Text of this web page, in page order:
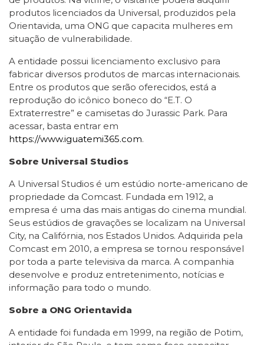
produtos licenciados da Universal, produzidos pela
Orientavida, uma ONG que capacita mulheres em
situação de vulnerabilidade.
A entidade possui licenciamento exclusivo para
fabricar diversos produtos de marcas internacionais.
Entre os produtos que serão oferecidos, está a
reprodução do icônico boneco do “E.T. O
Extraterrestre” e camisetas do Jurassic Park. Para
acessar, basta entrar em
https://www.iguatemi365.com.
Sobre Universal Studios
A Universal Studios é um estúdio norte-americano de
propriedade da Comcast. Fundada em 1912, a
empresa é uma das mais antigas do cinema mundial.
Seus estúdios de gravações se localizam na Universal
City, na Califórnia, nos Estados Unidos. Adquirida pela
Comcast em 2010, a empresa se tornou responsável
por toda a parte televisiva da marca. A companhia
desenvolve e produz entretenimento, notícias e
informação para todo o mundo.
Sobre a ONG Orientavida
A entidade foi fundada em 1999, na região de Potim,